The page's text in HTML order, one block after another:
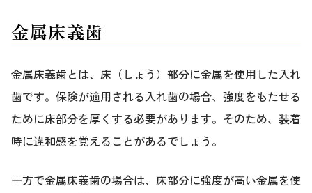
金属床義歯
金属床義歯とは、床（しょう）部分に金属を使用した入れ
歯です。保険が適用される入れ歯の場合、強度をもたせる
ために床部分を厚くする必要があります。そのため、装着
時に違和感を覚えることがあるでしょう。
一方で金属床義歯の場合は、床部分に強度が高い金属を使